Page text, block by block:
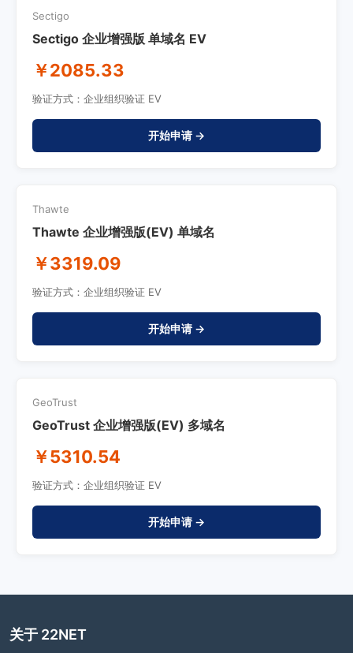
Sectigo
Sectigo 企业增强版 单域名 EV
￥2085.33
验证方式：企业组织验证 EV
开始申请 →
Thawte
Thawte 企业增强版(EV) 单域名
￥3319.09
验证方式：企业组织验证 EV
开始申请 →
GeoTrust
GeoTrust 企业增强版(EV) 多域名
￥5310.54
验证方式：企业组织验证 EV
开始申请 →
关于 22NET